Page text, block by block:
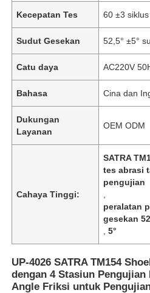
Kecepatan Tes 60 ±3
Sudut Gesekan 52,5° ±5°
Catu daya AC220V
Bahasa Cina dan
Dukungan
Layanan
OEM ODM
Cahaya Tinggi:
SATRA
tes abrasi
pengujian
peralatan
gesekan 52
,5°
UP-4026 SATRA TM154
dengan 4 Stasiun Pengujian
Angle Friksi untuk